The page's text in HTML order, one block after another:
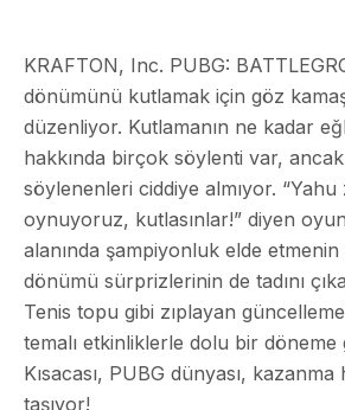
KRAFTON, Inc. PUBG:
dönümünü kutlamak için göz
düzenliyor. Kutlamanın ne kadar
hakkında birçok söylenti var,
söylenenleri ciddiye almıyor. “Yahu
oynuyoruz, kutlasınlar!” diyen
alanında şampiyonluk elde etmenin
dönümü sürprizlerinin de tadını
Tenis topu gibi zıplayan
temalı etkinliklerle dolu bir döneme
Kısacası, PUBG dünyası, kazanma
taşıyor!